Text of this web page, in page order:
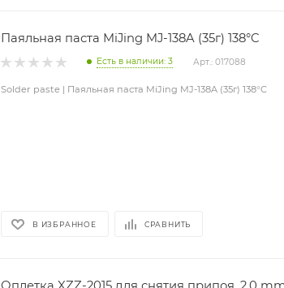
Паяльная паста MiJing MJ-138A (35г) 138°C
Есть в наличии: 3 Арт.: 017088
Solder paste | Паяльная паста MiJing MJ-138A (35г) 138°C
В ИЗБРАННОЕ СРАВНИТЬ